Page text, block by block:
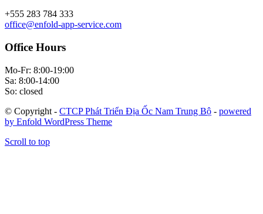
+555 283 784 333
office@enfold-app-service.com
Office Hours
Mo-Fr: 8:00-19:00
Sa: 8:00-14:00
So: closed
© Copyright - CTCP Phát Triển Địa Ốc Nam Trung Bộ - powered
by Enfold WordPress Theme
Scroll to top